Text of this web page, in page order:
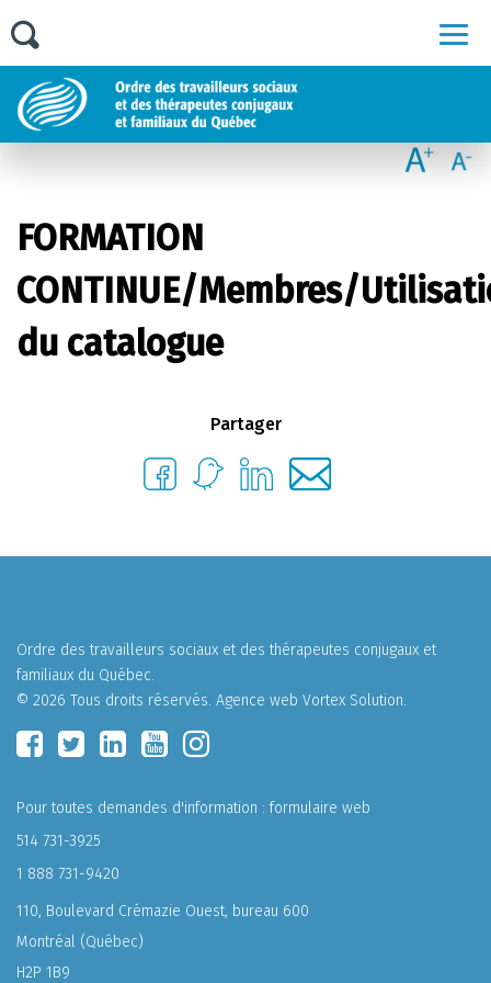
FORMATION
CONTINUE/Membres/
du catalogue
Partager
Ordre des travailleurs sociaux et des thérapeutes conjugaux et
familiaux du Québec.
© 2026 Tous droits réservés. Agence web Vortex Solution.
Pour toutes demandes d'information :formulaire web
514 731-3925
1 888 731-9420
110, Boulevard Crémazie Ouest, bureau 600
Montréal (Québec)
H2P 1B9